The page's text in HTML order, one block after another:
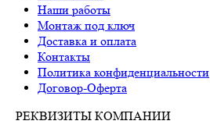
Наши работы
Монтаж под ключ
Доставка и оплата
Контакты
Политика конфиденциальности
Договор-Оферта
РЕКВИЗИТЫ КОМПАНИИ